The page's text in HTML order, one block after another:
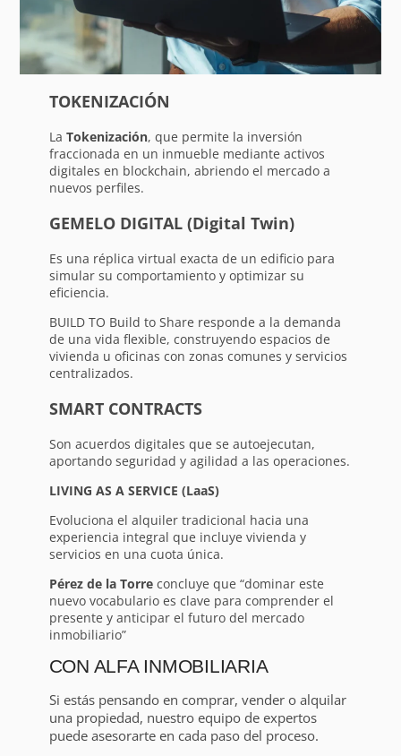
TOKENIZACIÓN
La Tokenización, que permite la inversión
fraccionada en un inmueble mediante activos
digitales en blockchain, abriendo el mercado a
nuevos perfiles.
GEMELO DIGITAL (Digital Twin)
Es una réplica virtual exacta de un edificio para
simular su comportamiento y optimizar su
eficiencia.
BUILD TO Build to Share responde a la demanda
de una vida flexible, construyendo espacios de
vivienda u oficinas con zonas comunes y servicios
centralizados.
SMART CONTRACTS
Son acuerdos digitales que se autoejecutan,
aportando seguridad y agilidad a las operaciones.
LIVING AS A SERVICE (LaaS)
Evoluciona el alquiler tradicional hacia una
experiencia integral que incluye vivienda y
servicios en una cuota única.
Pérez de la Torreconcluye que “dominar este
nuevo vocabulario es clave para comprender el
presente y anticipar el futuro del mercado
inmobiliario”
CON ALFA INMOBILIARIA
Si estás pensando en comprar, vender o alquilar
una propiedad, nuestro equipo de expertos
puede asesorarte en cada paso del proceso.